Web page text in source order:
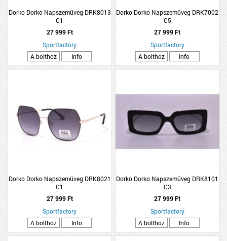
Dorko Dorko Napszemüveg DRK8013
C1
27 999 Ft
Sportfactory
A bolthoz
Info
Dorko Dorko Napszemüveg DRK7002
C5
27 999 Ft
Sportfactory
A bolthoz
Info
Dorko Dorko Napszemüveg DRK8021
C1
27 999 Ft
Sportfactory
A bolthoz
Info
Dorko Dorko Napszemüveg DRK8101
C3
27 999 Ft
Sportfactory
A bolthoz
Info